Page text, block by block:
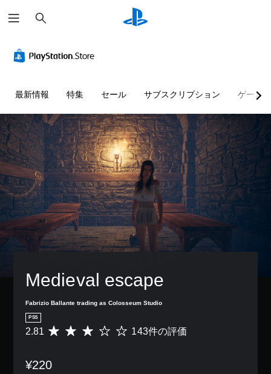
索
最新情報 特集 セール サブスクリプション ゲーム
Medieval escape
Fabrizio Ballante trading as Colosseum Studio
PS5
評
は
2.81 143件の評価
¥220